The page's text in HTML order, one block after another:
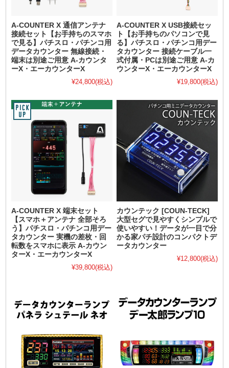
A-COUNTER X 通信アンテナ
接続セット【お手持ちのスマホ
で見る】パチスロ・パチンコ用
データカウンター 無線接続・
端末は別途ご用意 A-カウンタ
ーX・エーカウンターX
¥24,800(税込)
A-COUNTER X USB接続セッ
ト【お手持ちのパソコンで見
る】パチスロ・パチンコ用デー
タカウンター 接続ケーブル一
式付属・PCは別途ご用意 A-カ
ウンターX・エーカウンターX
¥19,800(税込)
A-COUNTER X 端末セット
【スマホ＋アンテナ 全部そろ
う】パチスロ・パチンコ用デー
タカウンター 実機の差枚・回
転数をスマホに表示 A-カウン
ターX・エーカウンターX
¥39,800(税込)
カウンテック [COUN-TECK]
大型セグで見やすくシンプルで
使いやすい！データが一目で分
かる家パチ設計のコンパクトデ
ータカウンター
¥12,800(税込)